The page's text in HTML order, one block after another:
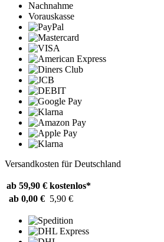
Nachnahme
Vorauskasse
Versandkosten für Deutschland
ab 59,90 € kostenlos*
ab 0,00 € 5,90 €